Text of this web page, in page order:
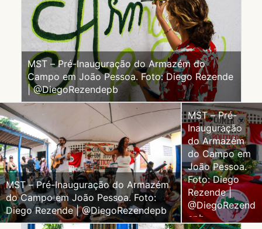
MST – Pré-Inauguração do Armazém do
Campo em João Pessoa. Foto: Diego Rezende
| @DiegoRezendepb
MST – Pré-Inauguração do Armazém
do Campo em João Pessoa. Foto:
Diego Rezende | @DiegoRezendepb
MST – Pré-
Inauguração
do Armazém
do Campo em
João Pessoa.
Foto: Diego
Rezende |
@DiegoRezend
epb